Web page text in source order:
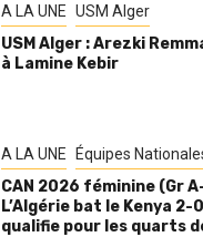
A LA UNE USM Alger
USM Alger : Arezki
à Lamine Kebir
A LA UNE Équipes
CAN 2026 féminine (Gr
L’Algérie bat le Kenya 2-
qualifie pour les quarts